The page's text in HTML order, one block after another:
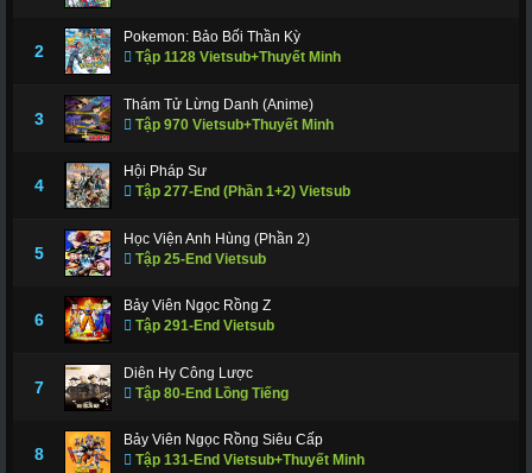
2
Pokemon: Bảo Bối Thần Kỳ
Tập 1128 Vietsub+Thuyết Minh
3
Thám Tử Lừng Danh (Anime)
Tập 970 Vietsub+Thuyết Minh
4
Hội Pháp Sư
Tập 277-End (Phần 1+2) Vietsub
5
Học Viện Anh Hùng (Phần 2)
Tập 25-End Vietsub
6
Bảy Viên Ngọc Rồng Z
Tập 291-End Vietsub
7
Diên Hy Công Lược
Tập 80-End Lồng Tiếng
8
Bảy Viên Ngọc Rồng Siêu Cấp
Tập 131-End Vietsub+Thuyết Minh